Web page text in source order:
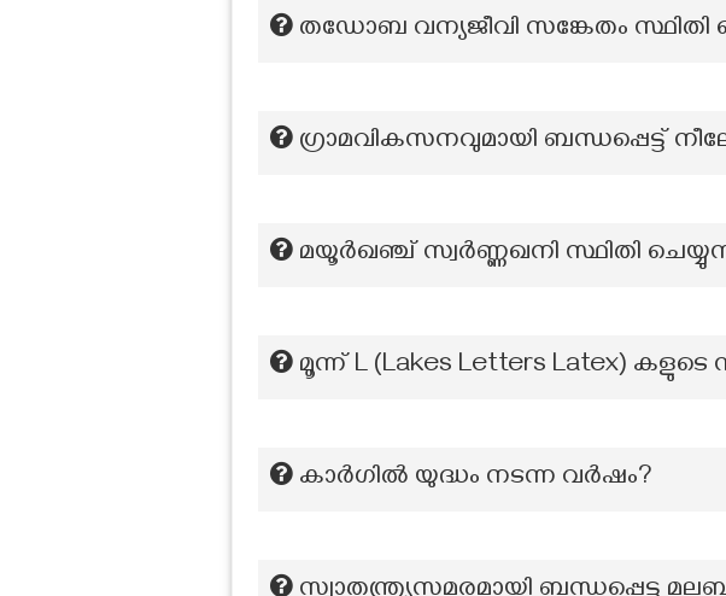
തഡോബ വന്യജീവി സങ്കേതം സ്ഥിതി
ഗ്രാമവികസനവുമായി ബന്ധപ്പെട്ട്
മയൂർഖഞ്ച് സ്വർണ്ണഖനി സ്ഥിതി
മൂന്ന് L (Lakes Letters Latex) കളുടെ
കാർഗിൽ യുദ്ധം നടന്ന വർഷം?